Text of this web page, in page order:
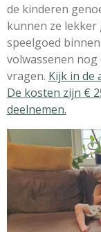
de kinderen
kunnen ze lekker
speelgoed
volwassenen
vragen. Kijk in de
De kosten zijn €
deelnemen.